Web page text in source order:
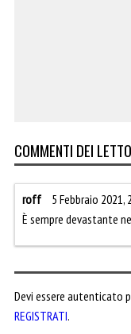
COMMENTI DEI
roff
5 Febbraio 2021,
È sempre devastante
Devi essere autenticato
REGISTRATI.